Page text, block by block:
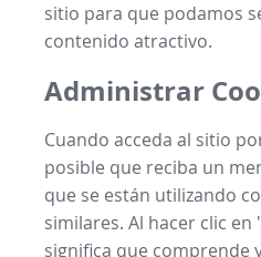
sitio para que podamos
contenido atractivo.
Administrar
Cuando acceda al sitio
posible que reciba un
que se están utilizando
similares. Al hacer clic
significa que comprende